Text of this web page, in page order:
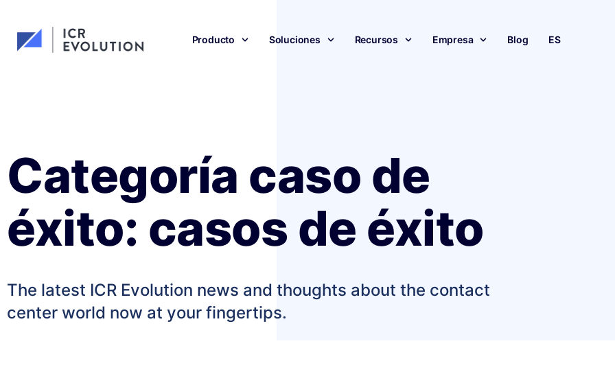
Producto Soluciones Recursos Empresa Blog ES
Categoría caso de
éxito: casos de éxito
The latest ICR Evolution news and thoughts about the contact
center world now at your fingertips.